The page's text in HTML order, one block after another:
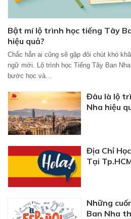
Bật mí lộ trình học tiếng Tây
hiệu quả?
Chắc hẳn ai cũng sẽ gặp đôi chút khó
ngữ mới. Lộ trình học Tiếng Tây Ban
bước học và...
Đâu là lộ
Nha hiệu
Địa Chỉ
Tại
Những
Ban Nha